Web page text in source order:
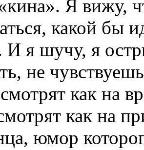
Я вижу,
какой бы
И я шучу, я
не
как на
как на
юмор